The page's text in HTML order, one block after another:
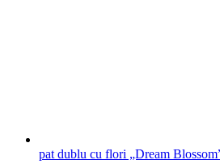
pat dublu cu flori „Dream